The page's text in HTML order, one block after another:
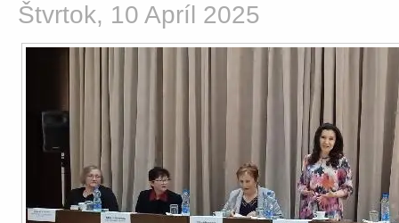
Štvrtok, 10 Apríl 2025